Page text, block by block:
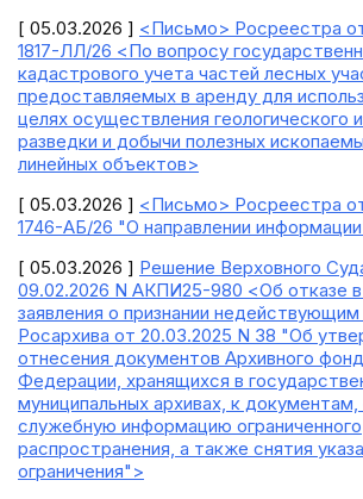
[ 05.03.2026 ] <Письмо> Росреестра
1817-ЛЛ/26 <По вопросу
кадастрового учета частей лесных
предоставляемых в аренду для
целях осуществления геологического
разведки и добычи полезных
линейных объектов>
[ 05.03.2026 ] <Письмо> Росреестра
1746-АБ/26 "О направлении
[ 05.03.2026 ] Решение Верховного
09.02.2026 N АКПИ25-980 <Об отказе
заявления о признании недействующим
Росархива от 20.03.2025 N 38 "Об
отнесения документов Архивного
Федерации, хранящихся в
муниципальных архивах, к
служебную информацию ограниченного
распространения, а также снятия
ограничения">